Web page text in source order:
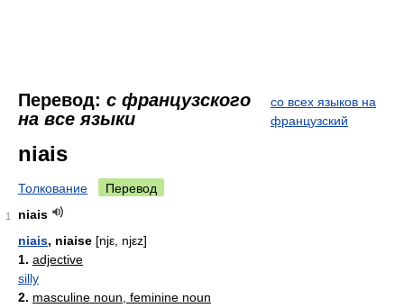
Перевод: с французского
на все языки
со всех языков на
французский
niais
Толкование Перевод
1
niais
niais, niaise [njε, njεz]
1. adjective
silly
2. masculine noun, feminine noun